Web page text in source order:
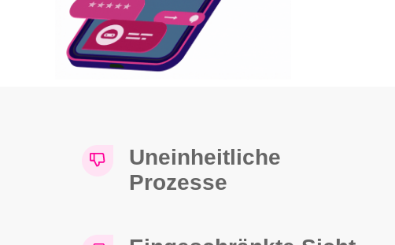
Uneinheitliche
Prozesse